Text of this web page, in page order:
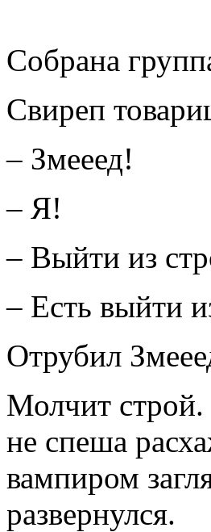
Собрана
Свиреп
– Змееед!
– Я!
– Выйти из
– Есть выйти
Отрубил
Молчит
не спеша
вампиром
развернулся.